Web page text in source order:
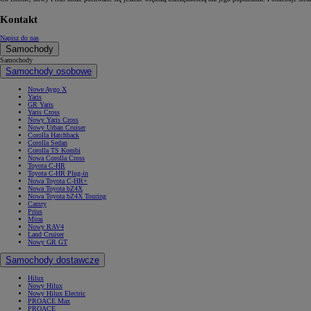
Kontakt
Napisz do nas
Samochody
Samochody
Samochody osobowe
Nowe Aygo X
Yaris
GR Yaris
Yaris Cross
Nowy Yaris Cross
Nowy Urban Cruiser
Corolla Hatchback
Corolla Sedan
Corolla TS Kombi
Nowa Corolla Cross
Toyota C-HR
Toyota C-HR Plug-in
Nowa Toyota C-HR+
Nowa Toyota bZ4X
Nowa Toyota bZ4X Touring
Camry
Prius
Mirai
Nowy RAV4
Land Cruiser
Nowy GR GT
Samochody dostawcze
Hilux
Nowy Hilux
Nowy Hilux Electric
PROACE Max
PROACE